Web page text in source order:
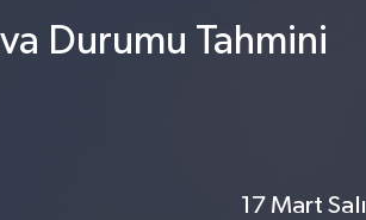
Durumu Tahmini
17 Mart Salı